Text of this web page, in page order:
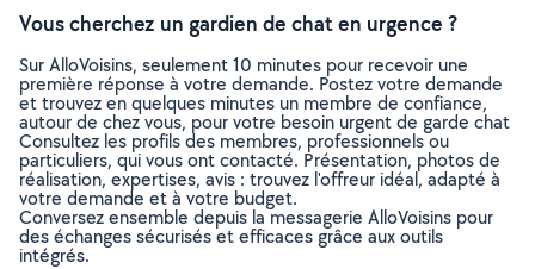
Vous cherchez un gardien de chat en urgence ?
Sur AlloVoisins, seulement 10 minutes pour recevoir une
première réponse à votre demande. Postez votre demande
et trouvez en quelques minutes un membre de confiance,
autour de chez vous, pour votre besoin urgent de garde chat
Consultez les profils des membres, professionnels ou
particuliers, qui vous ont contacté. Présentation, photos de
réalisation, expertises, avis : trouvez l'offreur idéal, adapté à
votre demande et à votre budget.
Conversez ensemble depuis la messagerie AlloVoisins pour
des échanges sécurisés et efficaces grâce aux outils
intégrés.